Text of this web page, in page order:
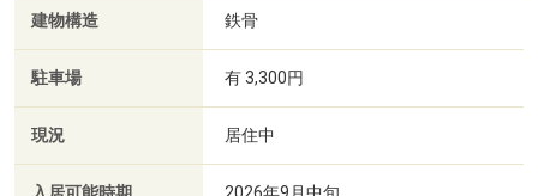
建物構造 鉄骨
駐車場 有 3,300円
現況 居住中
2026年9月中旬